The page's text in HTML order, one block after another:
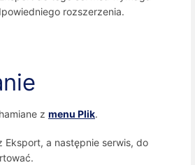
rozszerzenia.
z menu Plik.
Eksport, a następnie serwis, do